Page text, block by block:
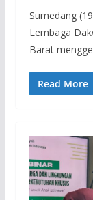
Sumedang
Lembaga
Barat
Read More